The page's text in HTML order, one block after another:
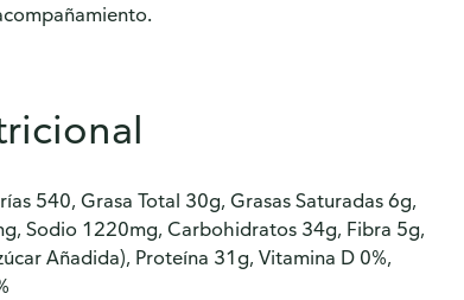
540, Grasa Total 30g, Grasas Saturadas 6g,
Sodio 1220mg, Carbohidratos 34g, Fibra 5g,
Añadida), Proteína 31g, Vitamina D 0%,